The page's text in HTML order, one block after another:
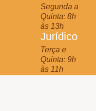
Segunda a
Quinta: 8h
às 13h
Jurídico
Terça e
Quinta: 9h
às 11h